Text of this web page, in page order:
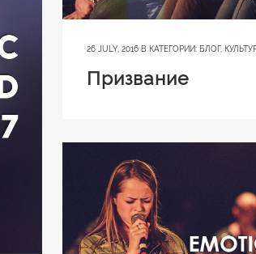
26 JULY, 2016 В КАТЕГОРИИ: БЛОГ,
Призвание